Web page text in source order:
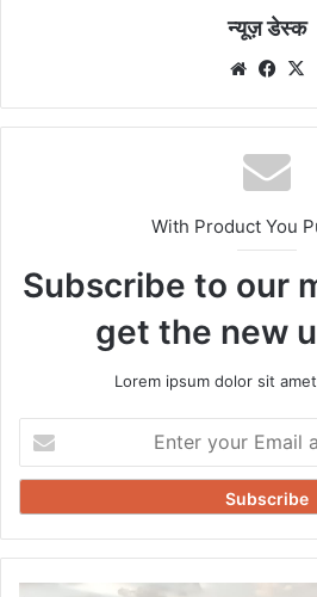
न्यूज़ डेस्क
Website
With Product You
Subscribe to our
get the new
Lorem ipsum dolor sit
your
Email